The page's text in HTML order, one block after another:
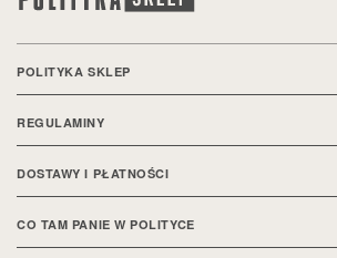
POLITYKA SKLEP
REGULAMINY
Regulamin sklepu
Polityka prywatności
DOSTAWY I PŁATNOŚCI
Wysyłki i dostawy
CO TAM PANIE W POLITYCE